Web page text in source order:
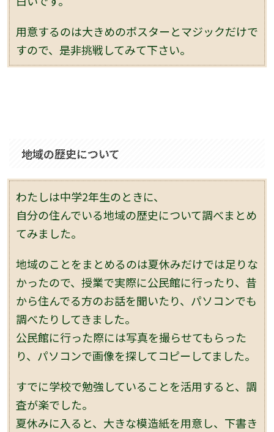
用意するのは大きめのポスターとマジックだけで
すので、是非挑戦してみて下さい。
地域の歴史について
わたしは中学2年生のときに、
自分の住んでいる地域の歴史について調べまとめ
てみました。
地域のことをまとめるのは夏休みだけでは足りな
かったので、授業で実際に公民館に行ったり、昔
から住んでる方のお話を聞いたり、パソコンでも
調べたりしてきました。
公民館に行った際には写真を撮らせてもらった
り、パソコンで画像を探してコピーしてました。
すでに学校で勉強していることを活用すると、調
査が楽でした。
夏休みに入ると、大きな模造紙を用意し、下書き